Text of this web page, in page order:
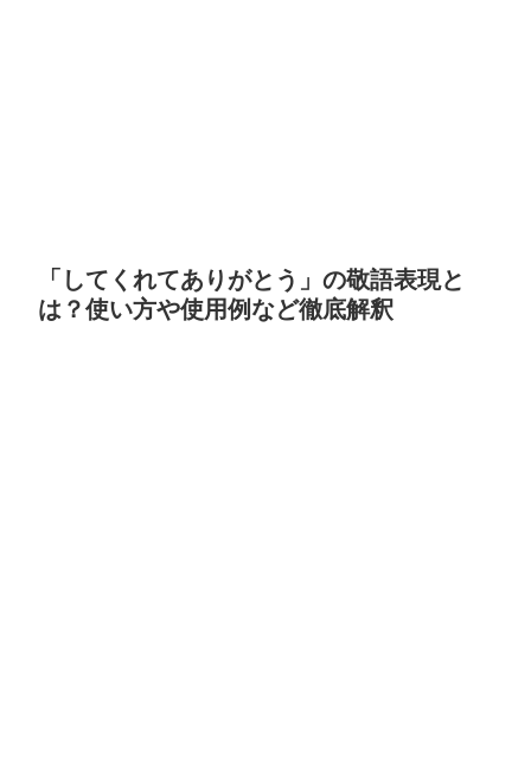
「してくれてありがとう」の敬語表現と
は？使い方や使用例など徹底解釈